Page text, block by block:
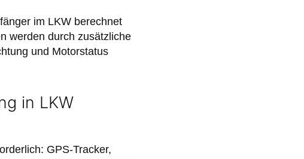
im LKW berechnet
werden durch zusätzliche
und Motorstatus
in LKW
GPS-Tracker,